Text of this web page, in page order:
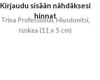
Kirjaudu sisään nähdäksesi
hinnat
Trina Professional, Hiusdonitsi,
ruskea (11 x 5 cm)